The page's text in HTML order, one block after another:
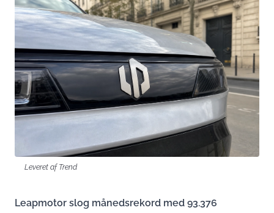
Leveret af Trend
Leapmotor slog månedsrekord med 93.376